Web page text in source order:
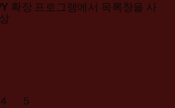
확장 프로그램에서 목록창을 사
4 5